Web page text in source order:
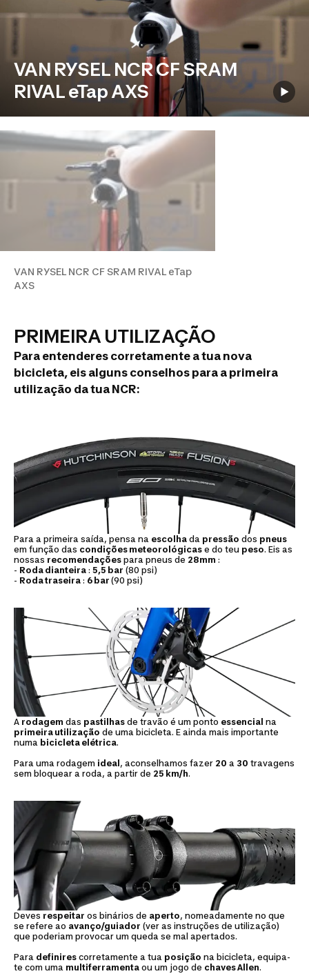
VAN RYSEL NCR CF SRAM
RIVAL eTap AXS
VAN RYSEL NCR CF SRAM RIVAL eTap
AXS
PRIMEIRA UTILIZAÇÃO
Para entenderes corretamente a tua nova
bicicleta, eis alguns conselhos para a primeira
utilização da tua NCR:
Para a primeira saída, pensa na escolha da pressão dos pneus
em função das condições meteorológicas e do teu peso. Eis as
nossas recomendações para pneus de 28mm :
- Roda dianteira : 5,5 bar (80 psi)
- Roda traseira : 6 bar (90 psi)
A rodagem das pastilhas de travão é um ponto essencial na
primeira utilização de uma bicicleta. E ainda mais importante
numa bicicleta elétrica.
Para uma rodagem ideal , aconselhamos fazer 20 a 30 travagens
sem bloquear a roda, a partir de 25 km/h.
Deves respeitar os binários de aperto, nomeadamente no que
se refere ao avanço/guiador (ver as instruções de utilização)
que poderiam provocar um queda se mal apertados.
Para definires corretamente a tua posição na bicicleta, equipa-
te com uma multiferramenta ou um jogo de chaves Allen.